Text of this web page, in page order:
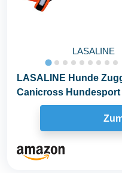
LASALINE
LASALINE Hunde
Canicross
Schlitten in...